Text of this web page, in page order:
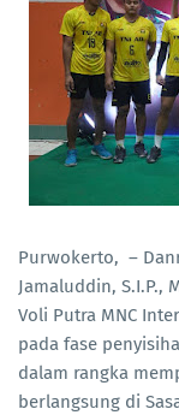
Purwokerto, –
Jamaluddin, S.I.P.,
Voli Putra MNC
pada fase
dalam rangka
berlangsung di